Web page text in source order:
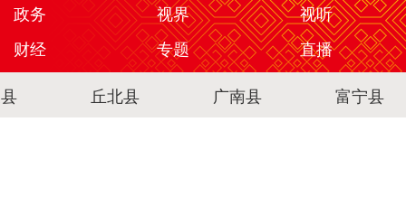
政务
视界
视听
财经
专题
直播
丘北县 广南县 富宁县